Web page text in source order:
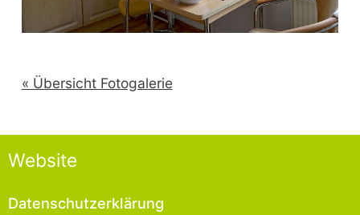
« Übersicht Fotogalerie
Website
Datenschutzerklärung